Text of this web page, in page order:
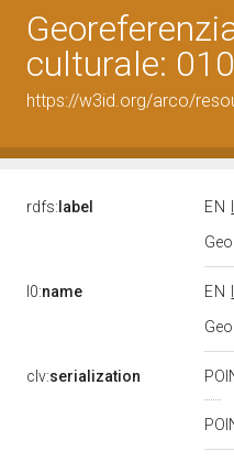
culturale:
https://w3id.org/arco/
rdfs: label EN
l0:name EN
clv:serialization